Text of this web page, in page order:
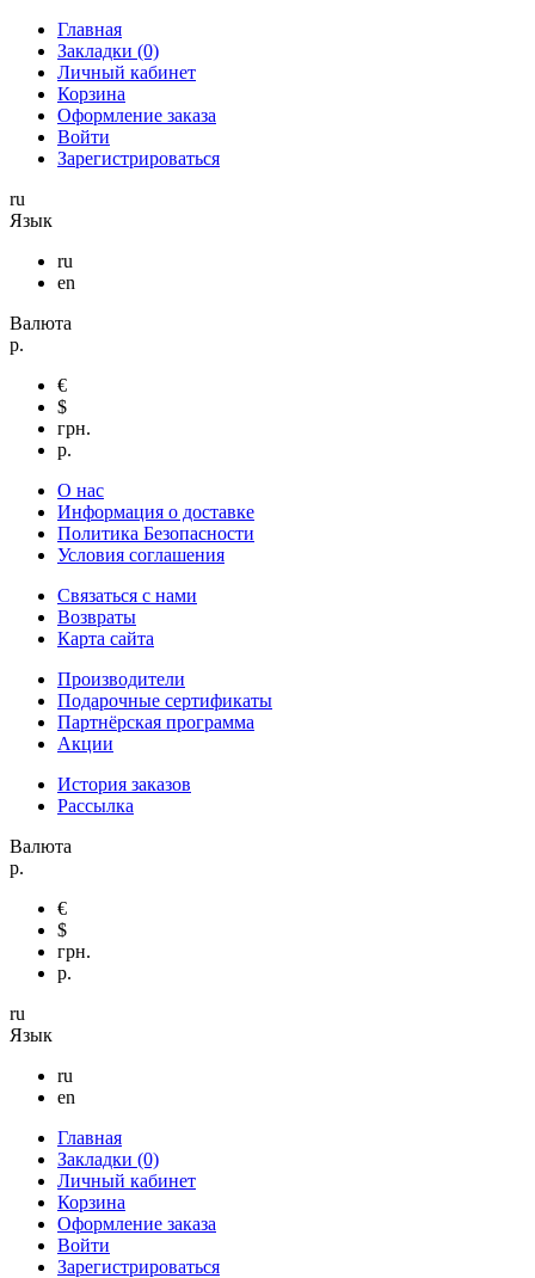
Главная
Закладки (0)
Личный кабинет
Корзина
Оформление заказа
Войти
Зарегистрироваться
ru
Язык
ru
en
Валюта
р.
€
$
грн.
р.
О нас
Информация о доставке
Политика Безопасности
Условия соглашения
Связаться с нами
Возвраты
Карта сайта
Производители
Подарочные сертификаты
Партнёрская программа
Акции
История заказов
Рассылка
Валюта
р.
€
$
грн.
р.
ru
Язык
ru
en
Главная
Закладки (0)
Личный кабинет
Корзина
Оформление заказа
Войти
Зарегистрироваться